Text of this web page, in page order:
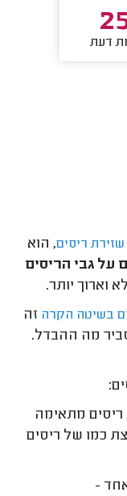
דעת
שזירת ריסים, הוא
על גבי הריסים
וארוך יותר.
בשיטה הקרה זה
מה ההבדל.
מתאימה
כמו של ריסים
-